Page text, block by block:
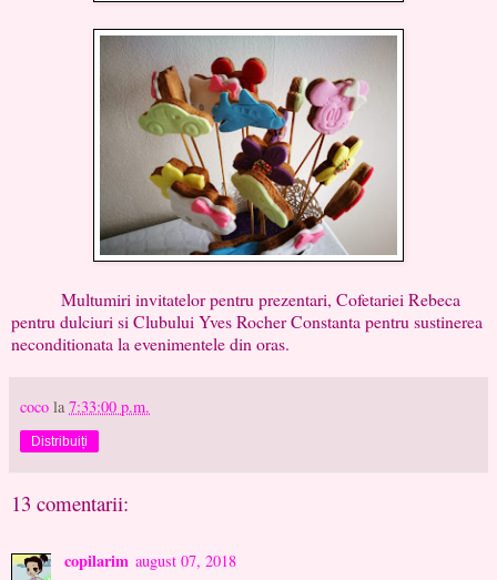
Multumiri invitatelor pentru prezentari, Cofetariei Rebeca
pentru dulciuri si Clubului Yves Rocher Constanta pentru sustinerea
neconditionata la evenimentele din oras.
coco la 7:33:00 p.m.
Distribuiți
13 comentarii:
copilarim august 07, 2018